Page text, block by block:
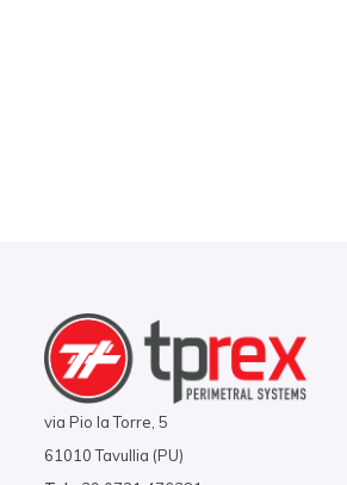
via Pio la Torre, 5
61010 Tavullia (PU)